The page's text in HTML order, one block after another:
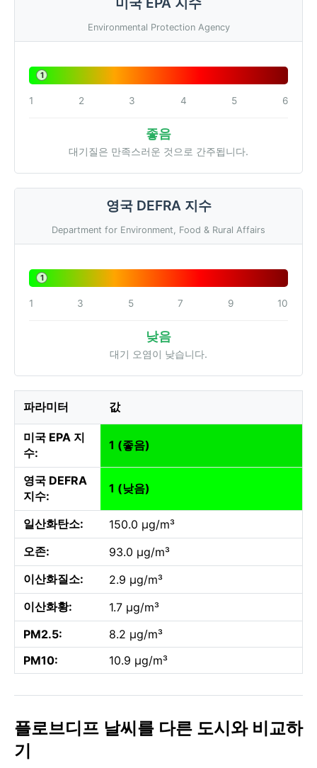
Environmental Protection Agency
1
1 2 3 4 5 6
좋음
대기질은 만족스러운 것으로 간주됩니다.
영국 DEFRA 지수
Department for Environment, Food & Rural Affairs
1
1 3 5 7 9 10
낮음
대기 오염이 낮습니다.
파라미터 값
미국 EPA 지
수:
1 (좋음)
영국 DEFRA
지수:
1 (낮음)
일산화탄소:
150.0 µg/m³
오존:
93.0 µg/m³
이산화질소:
2.9 µg/m³
이산화황:
1.7 µg/m³
PM2.5:
8.2 µg/m³
PM10:
10.9 µg/m³
플로브디프 날씨를 다른 도시와 비교하
기